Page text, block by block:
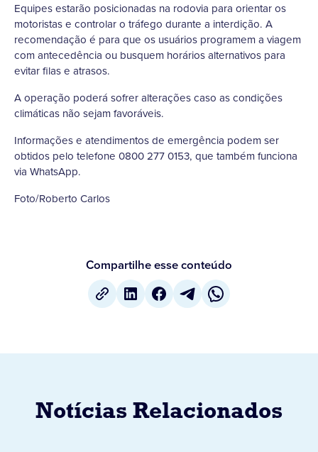
Equipes estarão posicionadas na rodovia para orientar os
motoristas e controlar o tráfego durante a interdição. A
recomendação é para que os usuários programem a viagem
com antecedência ou busquem horários alternativos para
evitar filas e atrasos.
A operação poderá sofrer alterações caso as condições
climáticas não sejam favoráveis.
Informações e atendimentos de emergência podem ser
obtidos pelo telefone 0800 277 0153, que também funciona
via WhatsApp.
Foto/Roberto Carlos
Compartilhe esse conteúdo
Notícias Relacionados